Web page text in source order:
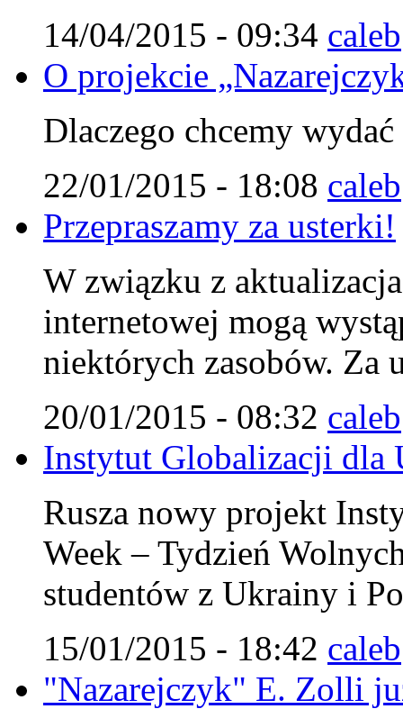
14/04/2015 - 09:34 caleb
O projekcie
Dlaczego chcemy wydać
22/01/2015 - 18:08 caleb
Przepraszamy za usterki!
W związku z
internetowej mogą
niektórych zasobów. Za
20/01/2015 - 08:32 caleb
Instytut Globalizacji dla
Rusza nowy projekt
Week – Tydzień
studentów z Ukrainy i
15/01/2015 - 18:42 caleb
"Nazarejczyk" E. Zolli